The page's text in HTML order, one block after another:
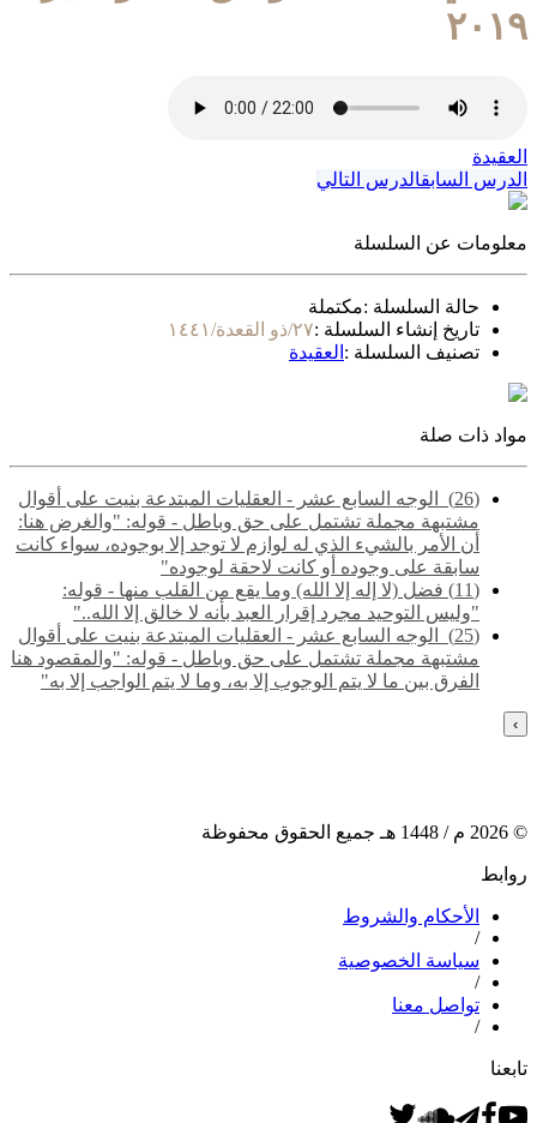
٢٠١٩
العقيدة
الدرس السابقالدرس التالي
معلومات عن السلسلة
حالة السلسلة :مكتملة
تاريخ إنشاء السلسلة :٢٧/ذو القعدة/١٤٤١
تصنيف السلسلة : العقيدة
مواد ذات صلة
(26) ‌‌ الوجه السابع عشر - العقليات المبتدعة بنيت على أقوال
مشتبهة مجملة تشتمل على حق وباطل - قوله: "والغرض هنا:
أن الأمر بالشيء الذي له لوازم لا توجد إلا بوجوده، سواء كانت
سابقة على وجوده أو كانت لاحقة لوجوده"
(11) فضل (لا إله إلا الله) وما يقع من القلب منها - قوله:
"وليس التوحيد مجرد إقرار العبد بأنه لا خالق إلا الله.."
(25) ‌‌ الوجه السابع عشر - العقليات المبتدعة بنيت على أقوال
مشتبهة مجملة تشتمل على حق وباطل - قوله: "والمقصود هنا
الفرق بين ما لا يتم الوجوب إلا به، وما لا يتم الواجب إلا به"
›
©
2026 م / 1448 هـ جميع الحقوق محفوظة
روابط
الأحكام والشروط
/
سياسة الخصوصية
/
تواصل معنا
/
تابعنا